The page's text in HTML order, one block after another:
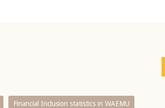
Financial Inclusion statistics in WAEMU